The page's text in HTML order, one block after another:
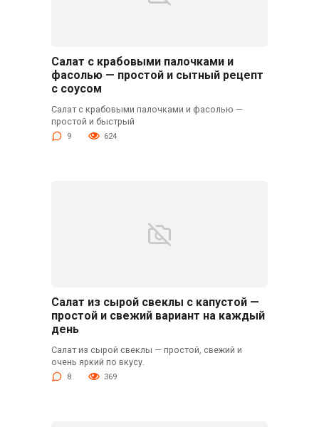
Салат с крабовыми палочками и
фасолью — простой и сытный рецепт
с соусом
Салат с крабовыми палочками и фасолью —
простой и быстрый
9 624
Салат из сырой свеклы с капустой —
простой и свежий вариант на каждый
день
Салат из сырой свеклы — простой, свежий и
очень яркий по вкусу.
8 369